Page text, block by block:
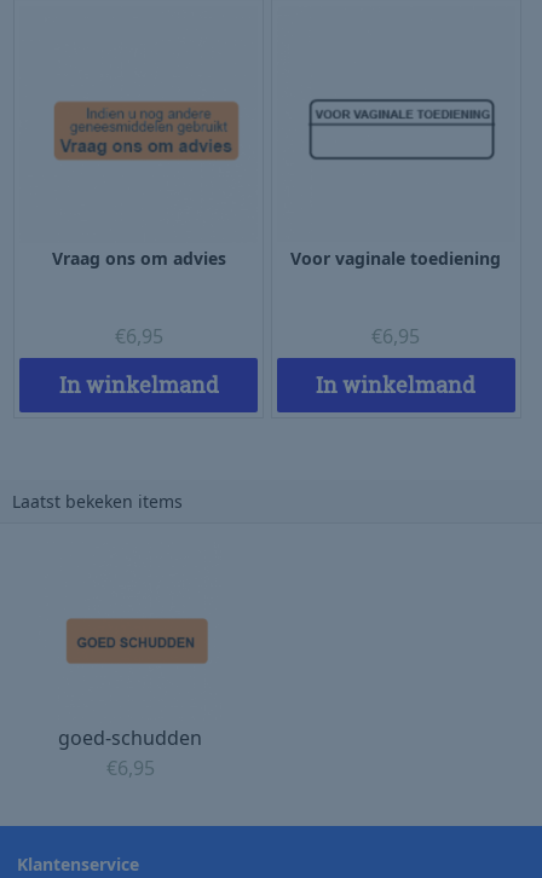
Vraag ons om advies
€6,95
In winkelmand
Voor vaginale toediening
€6,95
In winkelmand
Laatst bekeken items
goed-schudden
€6,95
Klantenservice